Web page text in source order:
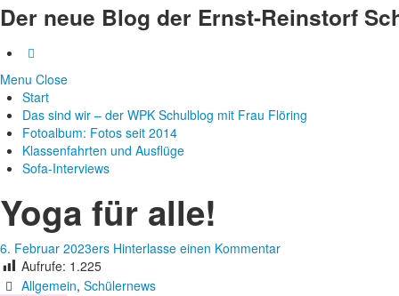
Der neue Blog der Ernst-Reinstorf
Menu Close
Start
Das sind wir – der WPK Schulblog mit Frau Flöring
Fotoalbum: Fotos seit 2014
Klassenfahrten und Ausflüge
Sofa-Interviews
Yoga für alle!
6. Februar 2023ers Hinterlasse einen Kommentar
Aufrufe: 1.225
Allgemein, Schülernews